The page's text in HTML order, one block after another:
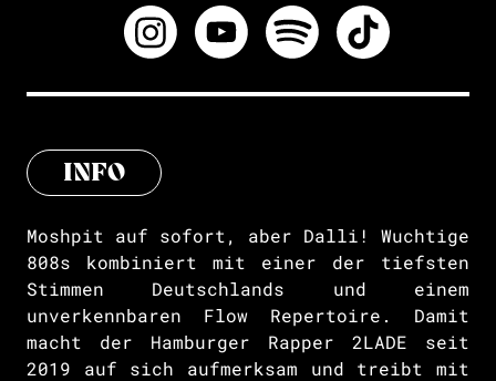
INFO
Moshpit auf sofort, aber Dalli! Wuchtige
808s kombiniert mit einer der tiefsten
Stimmen Deutschlands und einem
unverkennbaren Flow Repertoire. Damit
macht der Hamburger Rapper 2LADE seit
2019 auf sich aufmerksam und treibt mit